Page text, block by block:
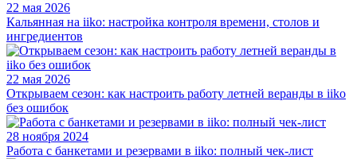
22 мая 2026
Кальянная на iiko: настройка контроля времени, столов и
ингредиентов
22 мая 2026
Открываем сезон: как настроить работу летней веранды в iiko
без ошибок
28 ноября 2024
Работа с банкетами и резервами в iiko: полный чек-лист